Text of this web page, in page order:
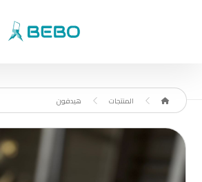
المنتجات هيدفون